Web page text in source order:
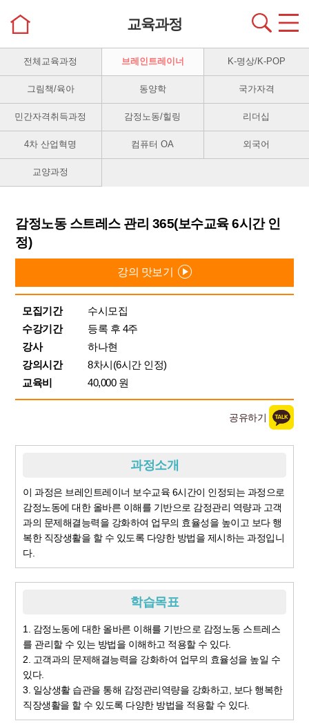
교육과정
전체교육과정 브레인트레이너 K-명상/K-POP
그림책/육아 동양학 국가자격
민간자격취득과정 감정노동/힐링 리더십
4차 산업혁명 컴퓨터 OA 외국어
교양과정
감정노동 스트레스 관리 365(보수교육 6시간 인
정)
강의 맛보기
모집기간
수시모집
수강기간
등록 후 4주
강사
하나현
강의시간
8차시(6시간 인정)
교육비
40,000 원
공유하기
과정소개
이 과정은 브레인트레이너 보수교육 6시간이 인정되는 과정으로
감정노동에 대한 올바른 이해를 기반으로 감정관리 역량과 고객
과의 문제해결능력을 강화하여 업무의 효율성을 높이고 보다 행
복한 직장생활을 할 수 있도록 다양한 방법을 제시하는 과정입니
다.
학습목표
1. 감정노동에 대한 올바른 이해를 기반으로 감정노동 스트레스
를 관리할 수 있는 방법을 이해하고 적용할 수 있다.
2. 고객과의 문제해결능력을 강화하여 업무의 효율성을 높일 수
있다.
3. 일상생활 습관을 통해 감정관리역량을 강화하고, 보다 행복한
직장생활을 할 수 있도록 다양한 방법을 적용할 수 있다.